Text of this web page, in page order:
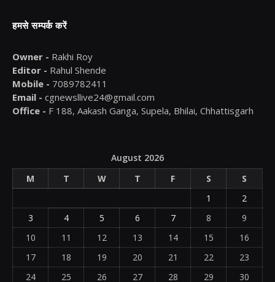
हमसे सम्पर्क करें
Owner - Rakhi Roy
Editor - Rahul Shende
Mobile - 7089782411
Email - cgnewsllive24@gmail.com
Office - F 188, Aakash Ganga, Supela, Bhilai, Chhattisgarh
August 2026
M
T W T F S
S
1
2
3
4 5 6 7 8
9
10
11 12 13 14 15
16
17
18 19 20 21 22
23
24
25 26 27 28 29 30